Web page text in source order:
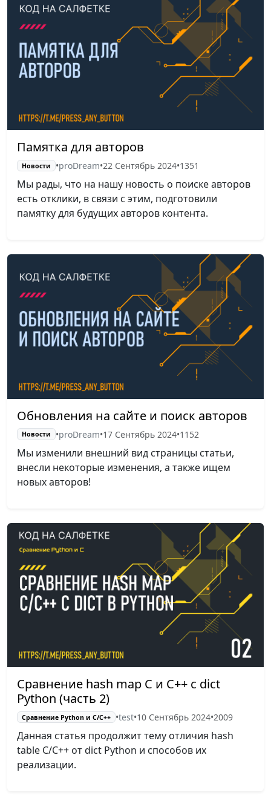
Памятка для авторов
Новости •proDream•22 Сентябрь 2024•1351
Мы рады, что на нашу новость о поиске авторов
есть отклики, в связи с этим, подготовили
памятку для будущих авторов контента.
Обновления на сайте и поиск авторов
Новости •proDream•17 Сентябрь 2024•1152
Мы изменили внешний вид страницы статьи,
внесли некоторые изменения, а также ищем
новых авторов!
Сравнение hash map С и C++ с dict
Python (часть 2)
Сравнение Python и С/C++ •test•10 Сентябрь 2024•2009
Данная статья продолжит тему отличия hash
table C/C++ от dict Python и способов их
реализации.